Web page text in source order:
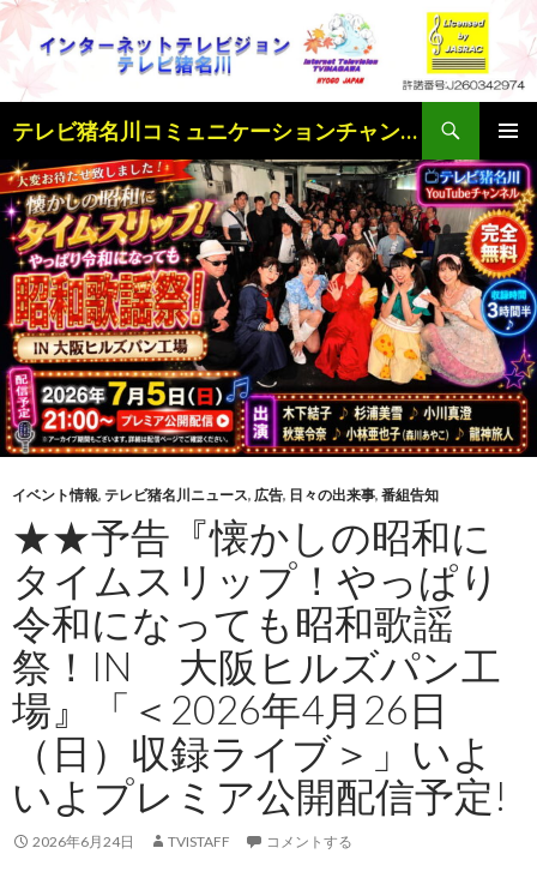
テレビ猪名川コミュニケーションチャンネル
索
メインメ
ニュー
ン
テ
ン
ツ
へ
ス
キ
ッ
プ
イベント情報, テレビ猪名川ニュース, 広告, 日々の出来事, 番組告知
★★予告『懐かしの昭和に
タイムスリップ！やっぱり
令和になっても昭和歌謡
祭！IN 大阪ヒルズパン工
場』「＜2026年4月26日
（日）収録ライブ＞」いよ
いよプレミア公開配信予定!
2026年6月24日 TVISTAFF コメントする